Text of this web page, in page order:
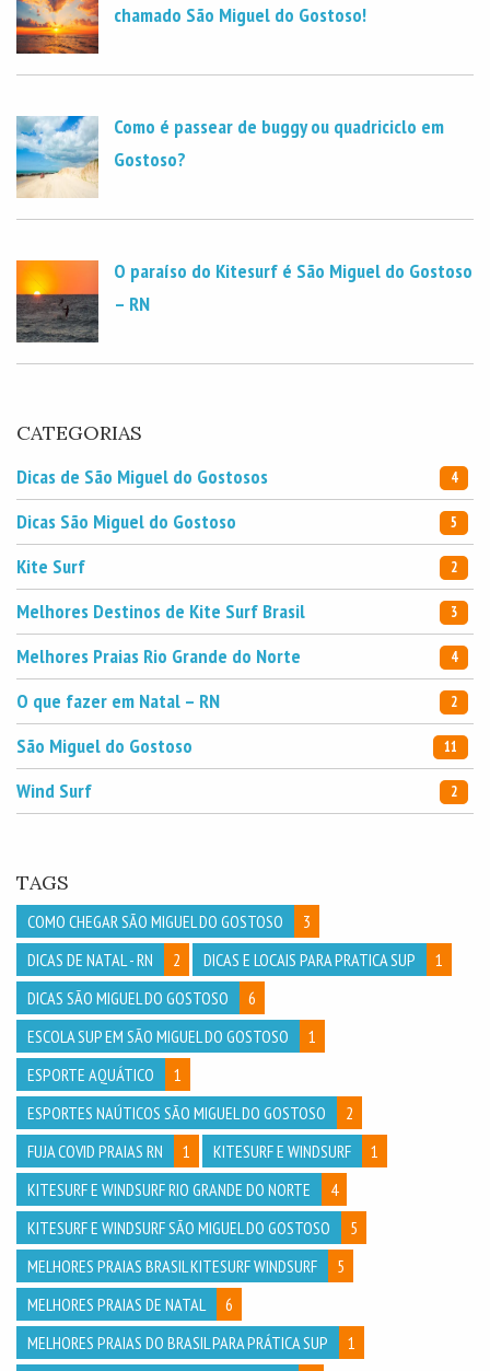
chamado São Miguel do Gostoso!
Como é passear de buggy ou quadriciclo em
Gostoso?
O paraíso do Kitesurf é São Miguel do Gostoso
– RN
CATEGORIAS
Dicas de São Miguel do Gostosos
4
Dicas São Miguel do Gostoso 5
Kite Surf 2
Melhores Destinos de Kite Surf Brasil 3
Melhores Praias Rio Grande do Norte 4
O que fazer em Natal – RN 2
São Miguel do Gostoso 11
Wind Surf 2
TAGS
COMO CHEGAR SÃO MIGUEL DO GOSTOSO
3
DICAS DE NATAL - RN
2 DICAS E LOCAIS PARA PRATICA SUP
1
DICAS SÃO MIGUEL DO GOSTOSO
6
ESCOLA SUP EM SÃO MIGUEL DO GOSTOSO
1
ESPORTE AQUÁTICO
1
ESPORTES NAÚTICOS SÃO MIGUEL DO GOSTOSO
2
FUJA COVID PRAIAS RN
1 KITESURF E WINDSURF
1
KITESURF E WINDSURF RIO GRANDE DO NORTE
4
KITESURF E WINDSURF SÃO MIGUEL DO GOSTOSO
5
MELHORES PRAIAS BRASIL KITESURF WINDSURF
5
MELHORES PRAIAS DE NATAL
6
MELHORES PRAIAS DO BRASIL PARA PRÁTICA SUP
1